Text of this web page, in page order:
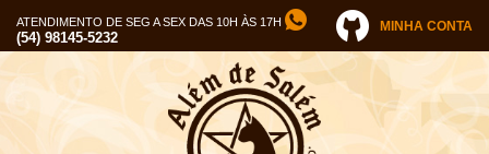
ATENDIMENTO DE SEG A SEX DAS 10H ÀS 17H
(54) 98145-5232
MINHA CONTA